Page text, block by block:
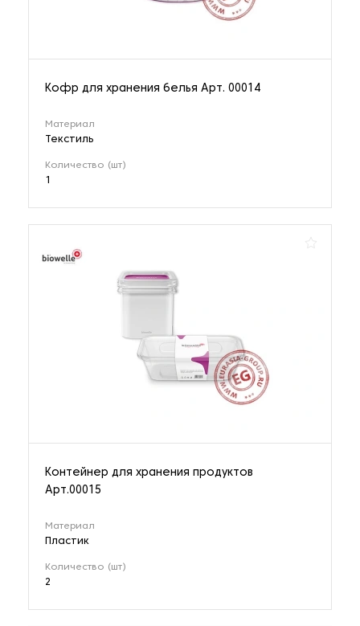
Кофр для хранения белья Арт. 00014
Материал
Текстиль
Количество (шт)
1
Контейнер для хранения продуктов
Арт.00015
Материал
Пластик
Количество (шт)
2